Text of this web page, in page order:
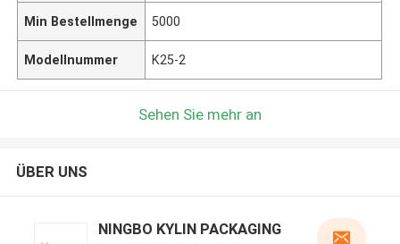
Min Bestellmenge 5000
Modellnummer K25-2
Sehen Sie mehr an
ÜBER UNS
NINGBO KYLIN PACKAGING